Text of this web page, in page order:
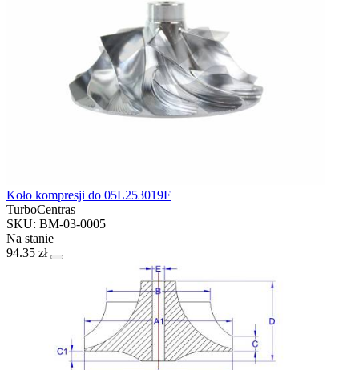
Koło kompresji do 05L253019F
TurboCentras
SKU: BM-03-0005
Na stanie
94.35 zł